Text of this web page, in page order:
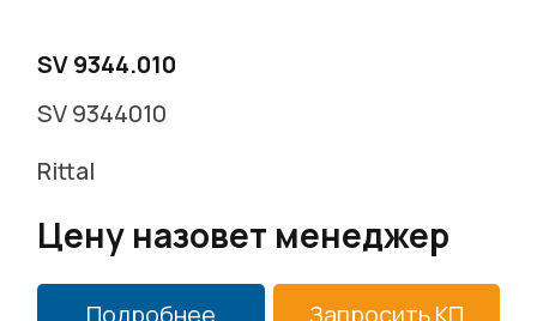
SV 9344.010
SV 9344010
Rittal
Цену назовет менеджер